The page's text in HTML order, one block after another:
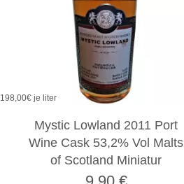
198,00€ je liter
Mystic Lowland 2011 Port
Wine Cask 53,2% Vol Malts
of Scotland Miniatur